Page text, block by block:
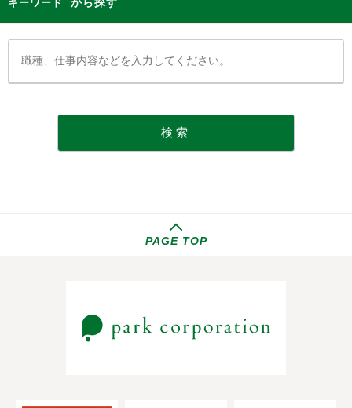
キーワード
PAGE TOP